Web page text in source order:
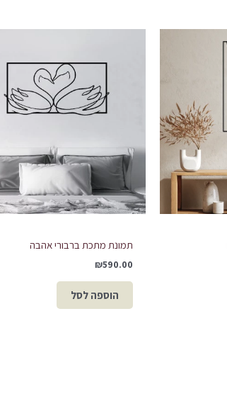
תמונת מתכת ברבורי אהבה
₪590.00
הוספה לסל